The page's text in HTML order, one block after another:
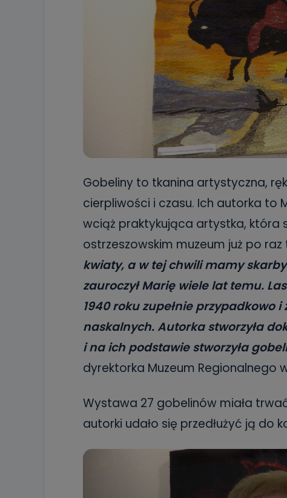
Gobeliny to tkanina artystyczna,
cierpliwości i czasu. Ich autorka
wciąż praktykująca artystka, która
ostrzeszowskim muzeum już po raz
kwiaty, a w tej chwili mamy
zauroczył Marię wiele lat temu.
1940 roku zupełnie przypadkowo
naskalnych. Autorka stworzyła
i na ich podstawie stworzyła
dyrektorka Muzeum Regionalnego
Wystawa 27 gobelinów miała
autorki udało się przedłużyć ją do